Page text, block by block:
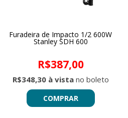
Furadeira de Impacto 1/2 600W
Stanley SDH 600
R$387,00
R$348,30 à vistano boleto
COMPRAR